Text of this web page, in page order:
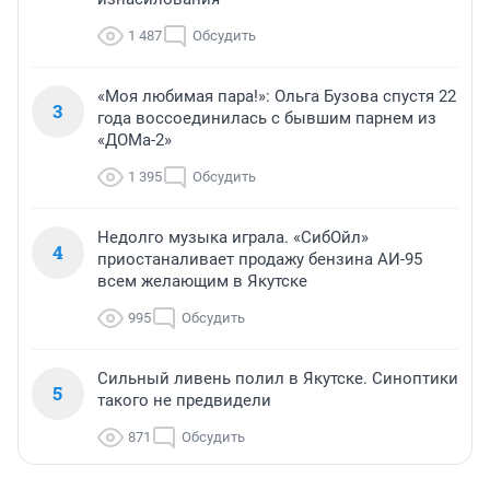
1 487 Обсудить
3
«Моя любимая пара!»: Ольга Бузова спустя 22
года воссоединилась с бывшим парнем из
«ДОМа-2»
1 395 Обсудить
4
Недолго музыка играла. «СибОйл»
приостаналивает продажу бензина АИ-95
всем желающим в Якутске
995 Обсудить
5
Сильный ливень полил в Якутске. Синоптики
такого не предвидели
871 Обсудить